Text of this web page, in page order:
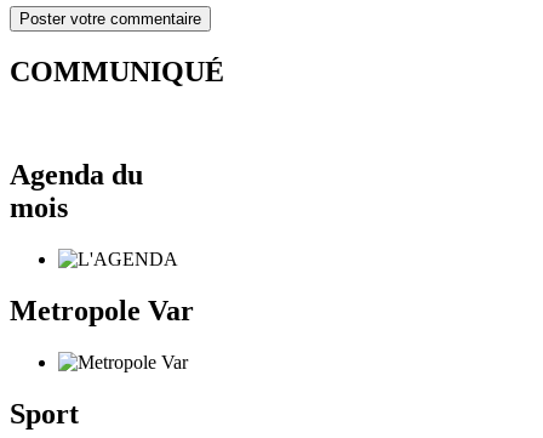
COMMUNIQUÉ
Agenda du
mois
Metropole Var
Sport